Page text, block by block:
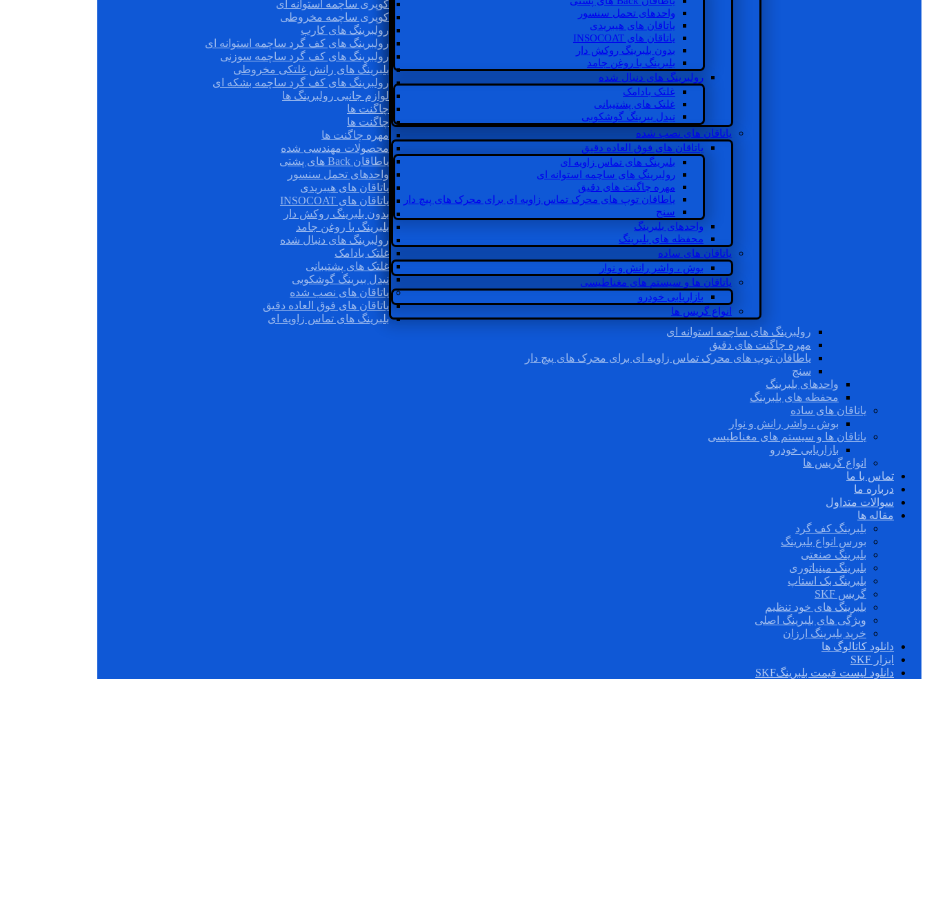
واحدهای تحمل سنسور
یاتاقان های هیبریدی
یاتاقان های INSOCOAT
بدون بلبرینگ روکش دار
بلبرینگ با روغن جامد
رولبرینگ های دنبال شده
غلتک بادامک
غلتک های پشتیبانی
نیدل بیرینگ گوشکوبی
یاتاقان های نصب شده
یاتاقان های فوق العاده دقیق
بلبرینگ های تماس زاویه ای
رولبرینگ های ساچمه استوانه ای
مهره چاگنت های دقیق
یاطاقان توپ های محرک تماس زاویه ای برای محرک های پیچ دار
سنج
واحدهای بلبرینگ
محفظه های بلبرینگ
یاتاقان های ساده
بوش ، واشر رانش و نوار
یاتاقان ها و سیستم های مغناطیسی
بازاریابی خودرو
انواع گریس ها
کوپری ساچمه استوانه ای
کوپری ساچمه مخروطی
رولبرینگ های کارب
رولبرینگ های کف گرد ساچمه استوانه ای
رولبرینگ های کف گرد ساچمه سوزنی
بلبرینگ های رانش غلتکی مخروطی
رولبرینگ های کف گرد ساچمه بشکه ای
لوازم جانبی رولبرینگ ها
چاگنت ها
چاگنت ها
مهره چاگنت ها
محصولات مهندسی شده
یاطاقان Back های پشتی
واحدهای تحمل سنسور
یاتاقان های هیبریدی
یاتاقان های INSOCOAT
بدون بلبرینگ روکش دار
بلبرینگ با روغن جامد
رولبرینگ های دنبال شده
غلتک بادامک
غلتک های پشتیبانی
نیدل بیرینگ گوشکوبی
یاتاقان های نصب شده
یاتاقان های فوق العاده دقیق
بلبرینگ های تماس زاویه ای
رولبرینگ های ساچمه استوانه ای
مهره چاگنت های دقیق
یاطاقان توپ های محرک تماس زاویه ای برای محرک های پیچ دار
سنج
واحدهای بلبرینگ
محفظه های بلبرینگ
یاتاقان های ساده
بوش ، واشر رانش و نوار
یاتاقان ها و سیستم های مغناطیسی
بازاریابی خودرو
انواع گریس ها
تماس با ما
درباره ما
سوالات متداول
مقاله ها
بلبرینگ کف گرد
بورس انواع بلبرینگ
بلبرینگ صنعتی
بلبرینگ مینیاتوری
بلبرینگ بک استاپ
گریس SKF
بلبرینگ های خود تنظیم
ویژگی های بلبرینگ اصلی
خرید بلبرینگ ارزان
دانلود کاتالوگ ها
ابزار SKF
دانلود لیست قیمت بلبرینگSKF